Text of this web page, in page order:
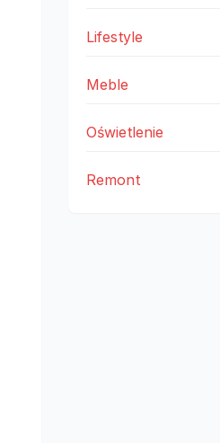
Lifestyle
Meble
Oświetlenie
Remont